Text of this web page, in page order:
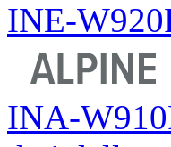
INE-
INA-